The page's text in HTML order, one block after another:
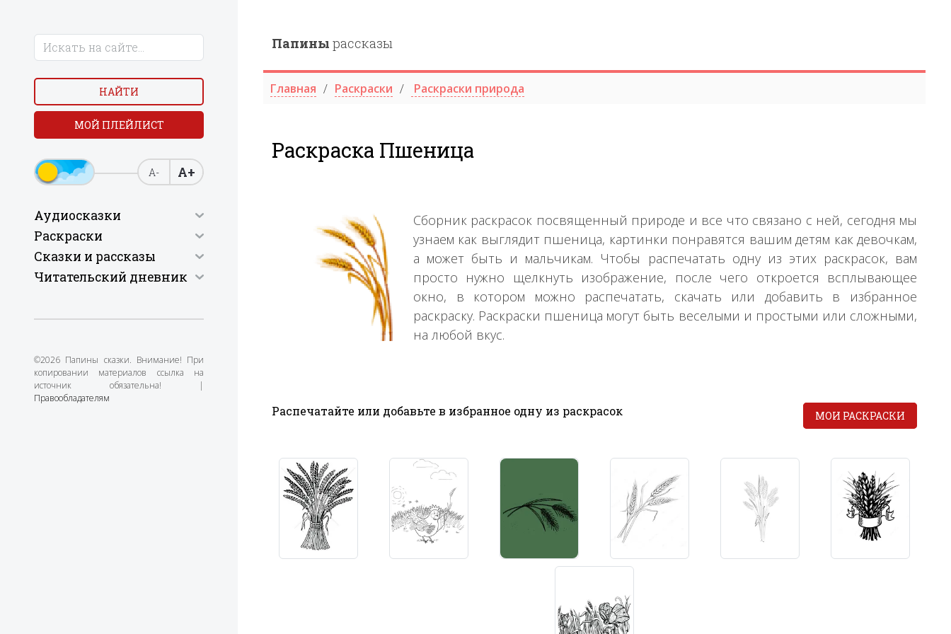
НАЙТИ
МОЙ ПЛЕЙЛИСТ
А- А+
Аудиосказки
Раскраски
Сказки и рассказы
Читательский дневник
©2026 Папины сказки. Внимание! При
копировании материалов ссылка на
источник обязательна! |
Правообладателям
Папины рассказы
Главная Раскраски Раскраски природа
Раскраска Пшеница
Сборник раскрасок посвященный природе и все что связано с ней, сегодня мы
узнаем как выглядит пшеница, картинки понравятся вашим детям как девочкам,
а может быть и мальчикам. Чтобы распечатать одну из этих раскрасок, вам
просто нужно щелкнуть изображение, после чего откроется всплывающее
окно, в котором можно распечатать, скачать или добавить в избранное
раскраску. Раскраски пшеница могут быть веселыми и простыми или сложными,
на любой вкус.
Распечатайте или добавьте в избранное одну из раскрасок МОИ РАСКРАСКИ